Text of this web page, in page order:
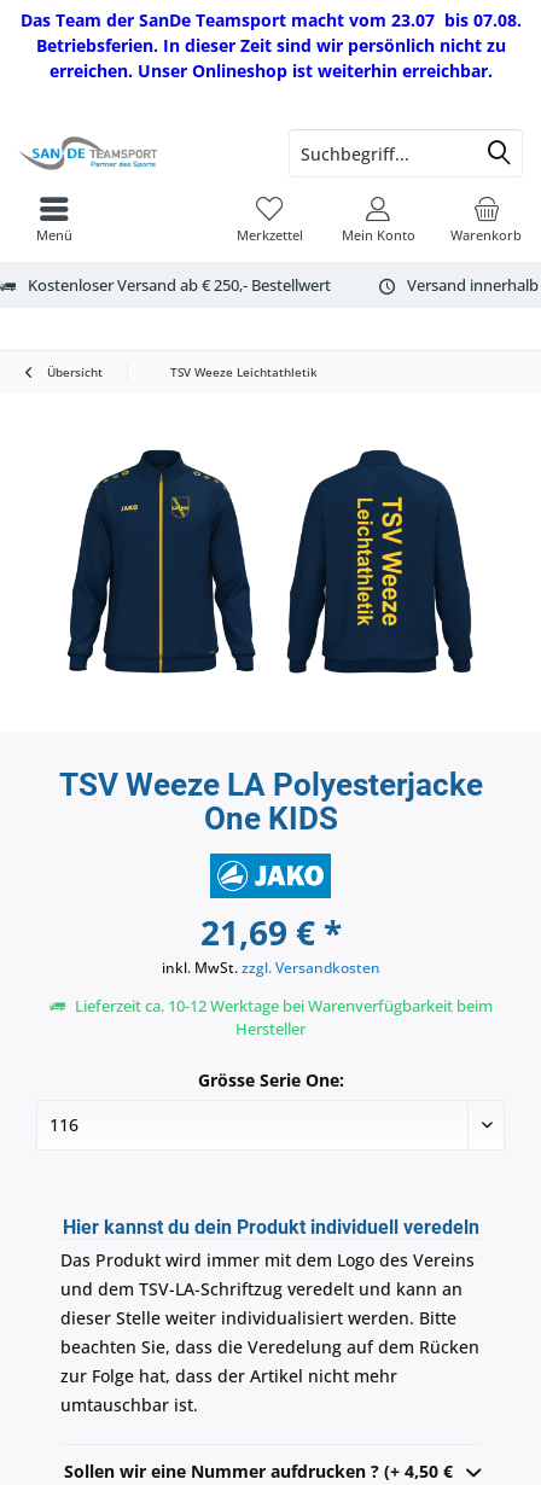
Das Team der SanDe Teamsport macht vom 23.07 bis 07.08.
Betriebsferien. In dieser Zeit sind wir persönlich nicht zu
erreichen. Unser Onlineshop ist weiterhin erreichbar.
Kostenloser Versand ab € 250,- Bestellwert Versand
Warenkorb
Merkzettel Mein Konto
Menü
Übersicht TSV Weeze Leichtathletik
TSV Weeze LA Polyesterjacke
One KIDS
21,69 € *
inkl. MwSt.zzgl. Versandkosten
Lieferzeit ca. 10-12 Werktage bei Warenverfügbarkeit beim
Hersteller
Grösse Serie One:
Hier kannst du dein Produkt individuell veredeln
Das Produkt wird immer mit dem Logo des Vereins
und dem TSV-LA-Schriftzug veredelt und kann an
dieser Stelle weiter individualisiert werden. Bitte
beachten Sie, dass die Veredelung auf dem Rücken
zur Folge hat, dass der Artikel nicht mehr
umtauschbar ist.
Sollen wir eine Nummer aufdrucken ? (+ 4,50 €